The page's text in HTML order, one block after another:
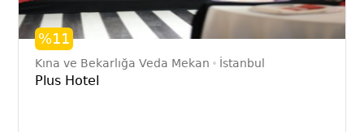
%11
Kına ve Bekarlığa Veda Mekan İstanbul
Plus Hotel